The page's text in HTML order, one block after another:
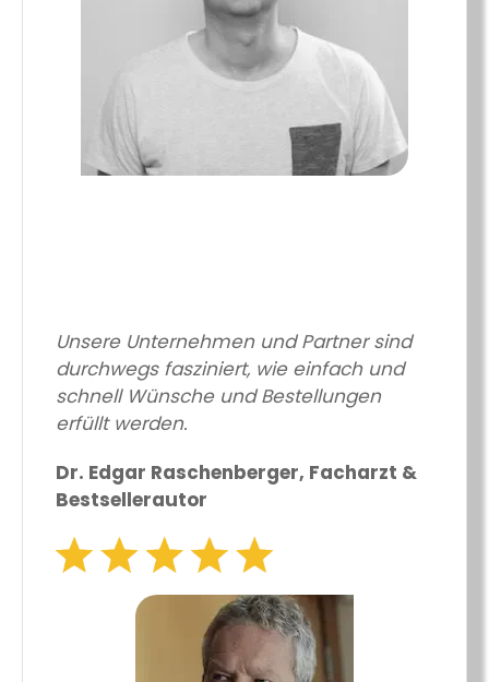
Unsere Unternehmen und Partner sind
durchwegs fasziniert, wie einfach und
schnell Wünsche und Bestellungen
erfüllt werden.
Dr. Edgar Raschenberger, Facharzt &
Bestsellerautor